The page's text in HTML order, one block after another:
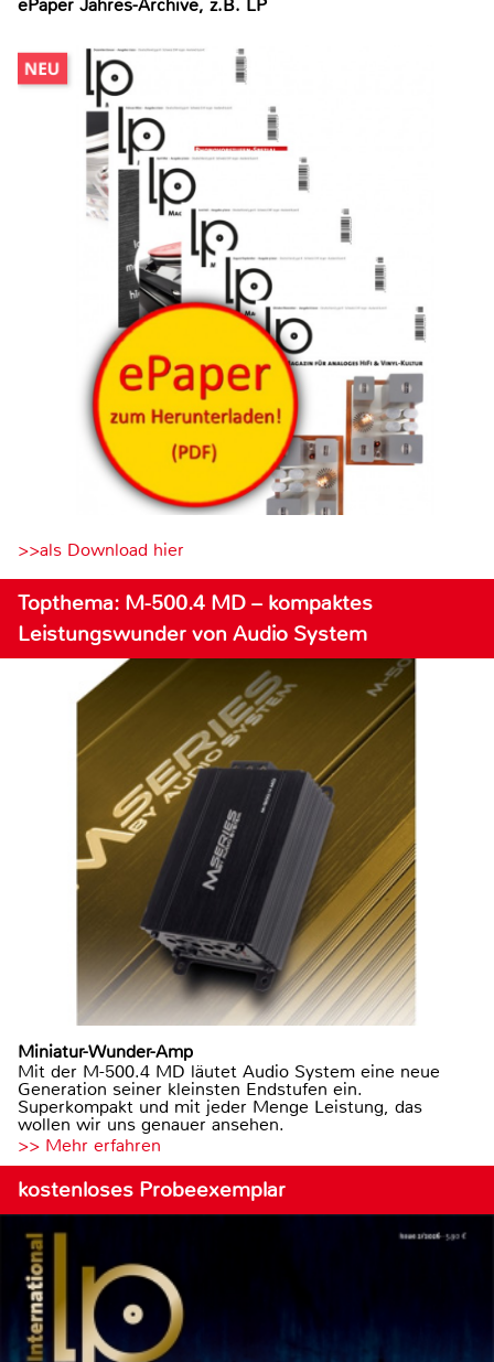
ePaper Jahres-Archive, z.B. LP
>>als Download hier
Topthema: M-500.4 MD – kompaktes
Leistungswunder von Audio System
Miniatur-Wunder-Amp
Mit der M-500.4 MD läutet Audio System eine neue
Generation seiner kleinsten Endstufen ein.
Superkompakt und mit jeder Menge Leistung, das
wollen wir uns genauer ansehen.
>> Mehr erfahren
kostenloses Probeexemplar